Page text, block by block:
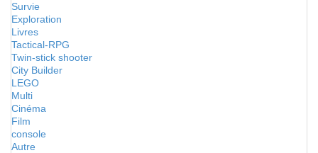
Survie
Exploration
Livres
Tactical-RPG
Twin-stick shooter
City Builder
LEGO
Multi
Cinéma
Film
console
Autre